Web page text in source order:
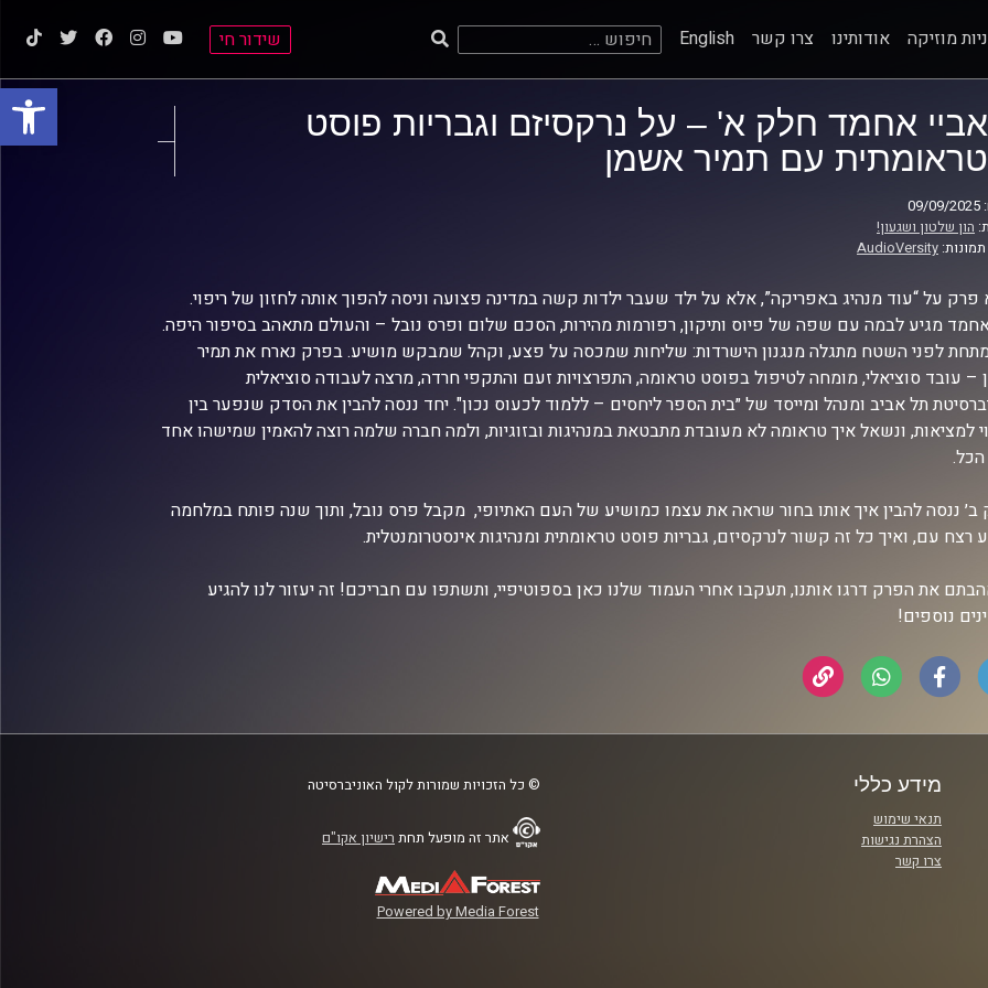
פתח
מוזיקה אודותינו צרו קשר English חיפוש: שידור חי
אביי אחמד חלק א' – על נרקסיזם וגבריות פוסט
טראומתית עם תמיר אשמן
הון שלטון ושגעון!
AudioVersity
פרק על “עוד מנהיג באפריקה”, אלא על ילד שעבר ילדות קשה במדינה פצועה וניסה להפוך אותה לחזון של ריפוי.
מגיע לבמה עם שפה של פיוס ותיקון, רפורמות מהירות, הסכם שלום ופרס נובל – והעולם מתאהב בסיפור היפה.
לפני השטח מתגלה מנגנון הישרדות: שליחות שמכסה על פצע, וקהל שמבקש מושיע. בפרק נארח את תמיר
עובד סוציאלי, מומחה לטיפול בפוסט טראומה, התפרצויות זעם והתקפי חרדה, מרצה לעבודה סוציאלית
תל אביב ומנהל ומייסד של ״בית הספר ליחסים – ללמוד לכעוס נכון". יחד ננסה להבין את הסדק שנפער בין
למציאות, ונשאל איך טראומה לא מעובדת מתבטאת במנהיגות ובזוגיות, ולמה חברה שלמה רוצה להאמין שמישהו אחד
ננסה להבין איך אותו בחור שראה את עצמו כמושיע של העם האתיופי, מקבל פרס נובל, ותוך שנה פותח במלחמה
רצח עם, ואיך כל זה קשור לנרקסיזם, גבריות פוסט טראומתית ומנהיגות אינסטרומנטלית.
את הפרק דרגו אותנו, תעקבו אחרי העמוד שלנו כאן בספוטיפיי, ותשתפו עם חבריכם! זה יעזור לנו להגיע
נוספים!
מידע כללי
תנאי שימוש
הצהרת נגישות
צרו קשר
© כל הזכויות שמורות לקול האוניברסיטה
אתר זה מופעל תחת רישיון אקו"ם
Powered by Media Forest